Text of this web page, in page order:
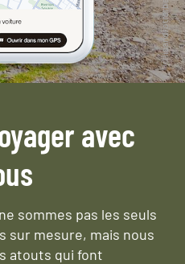
avec
sommes pas les seuls
sur mesure, mais nous
atouts qui font